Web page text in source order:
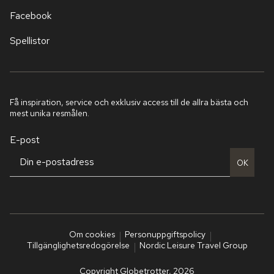
Facebook
Spellistor
Få inspiration, service och exklusiv access till de allra bästa och
mest unika resmålen.
E-post
OK
Om cookies
Personuppgiftspolicy
Tillgänglighetsredogörelse
Nordic Leisure Travel Group
Copyright Globetrotter, 2026